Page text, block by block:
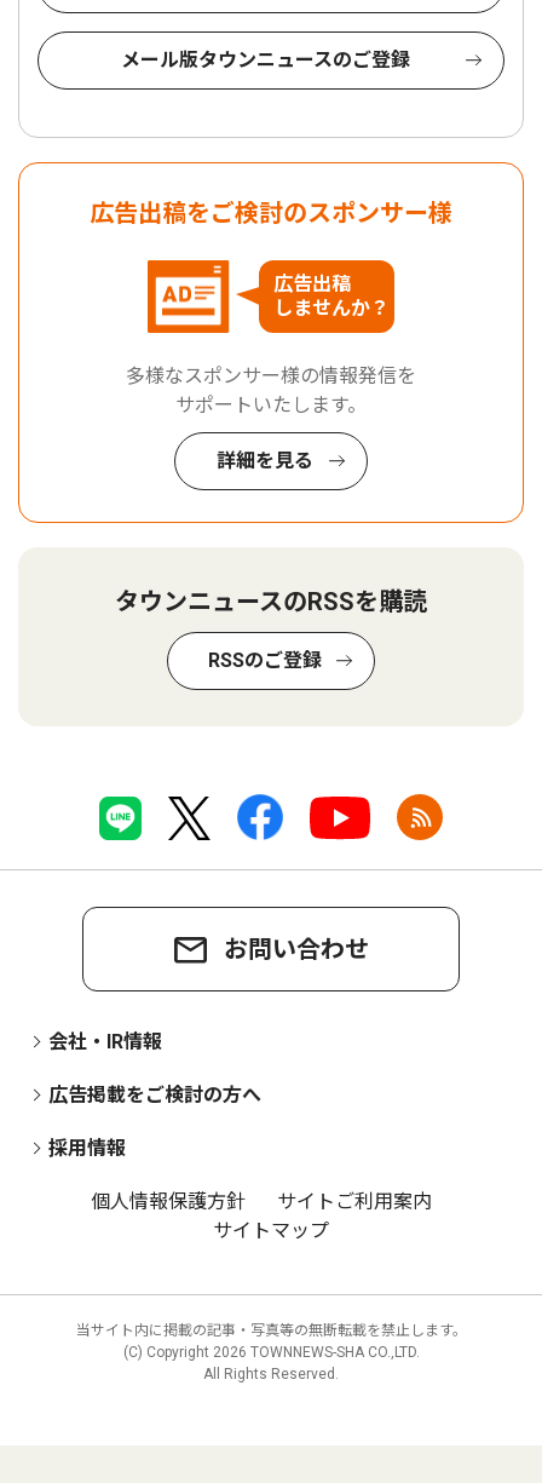
メール版タウンニュースのご登録
広告出稿をご検討のスポンサー様
広告出稿
しませんか？
多様なスポンサー様の情報発信を
サポートいたします。
詳細を見る
タウンニュースのRSSを購読
RSSのご登録
お問い合わせ
会社・IR情報
広告掲載をご検討の方へ
採用情報
個人情報保護方針
サイトご利用案内
サイトマップ
当サイト内に掲載の記事・写真等の無断転載を禁止します。
(C) Copyright 2026 TOWNNEWS-SHA CO.,LTD.
All Rights Reserved.